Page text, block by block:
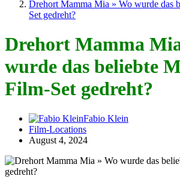
Drehort Mamma Mia » Wo wurde das
Set gedreht?
Drehort Mamma
wurde das beliebte
Film-Set gedreht?
Fabio Klein
Film-Locations
August 4, 2024